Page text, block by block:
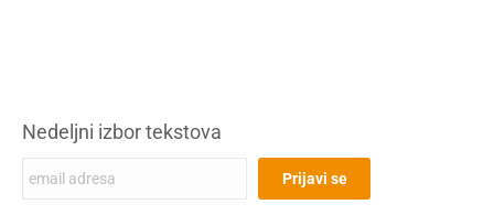
Nedeljni izbor tekstova